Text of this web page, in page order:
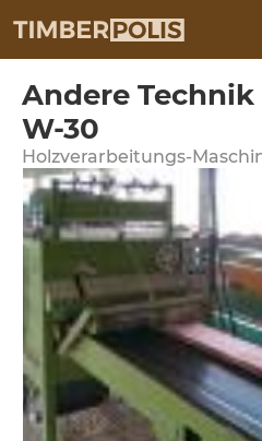
Andere
W-30
Holzverarbeitungs-